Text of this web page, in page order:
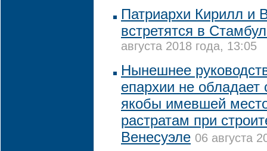
Патриархи Кирилл и
встретятся в
августа 2018 года, 13:05
Нынешнее
епархии не
якобы имевшей
растратам при
Венесуэле 06 августа